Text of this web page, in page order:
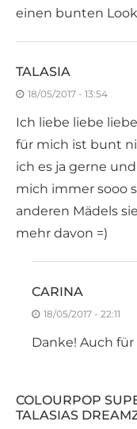
einen bunten
TALASIA
18/05/2017 - 13:54
Ich liebe liebe
für mich ist bunt
ich es ja gerne
mich immer sooo
anderen Mädels
mehr davon =)
CARINA
18/05/2017 - 22:11
Danke! Auch
COLOURPOP
TALASIAS